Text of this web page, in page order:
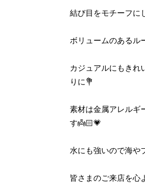
結び目をモチーフに
ボリュームのあるル
カジュアルにもきれ
りに💐
素材は金属アレルギ
す👼🏻💗
水にも強いので海や
皆さまのご来店を心